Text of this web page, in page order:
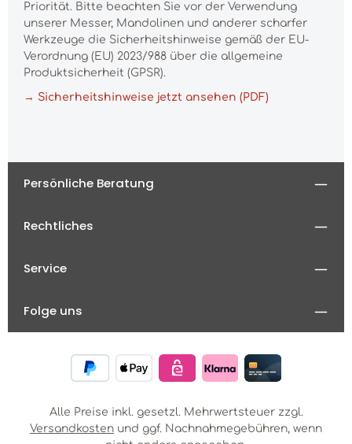
Priorität. Bitte beachten Sie vor der Verwendung
unserer Messer, Mandolinen und anderer scharfer
Werkzeuge die Sicherheitshinweise gemäß der EU-
Verordnung (EU) 2023/988 über die allgemeine
Produktsicherheit (GPSR).
→ Sicherheitshinweise jetzt ansehen (PDF)
Persönliche Beratung
Rechtliches
Service
Folge uns
Alle Preise inkl. gesetzl. Mehrwertsteuer zzgl.
Versandkosten und ggf. Nachnahmegebühren, wenn